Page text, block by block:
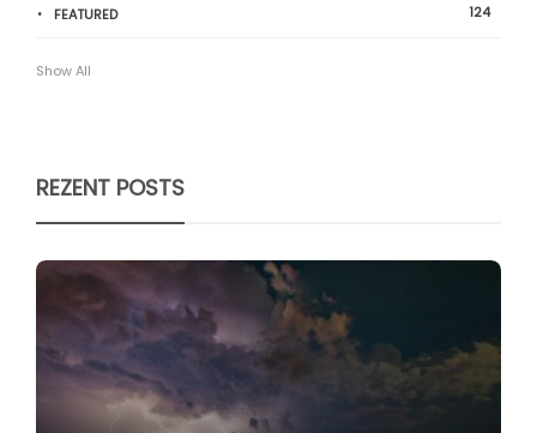
FEATURED 124
Show All
REZENT POSTS